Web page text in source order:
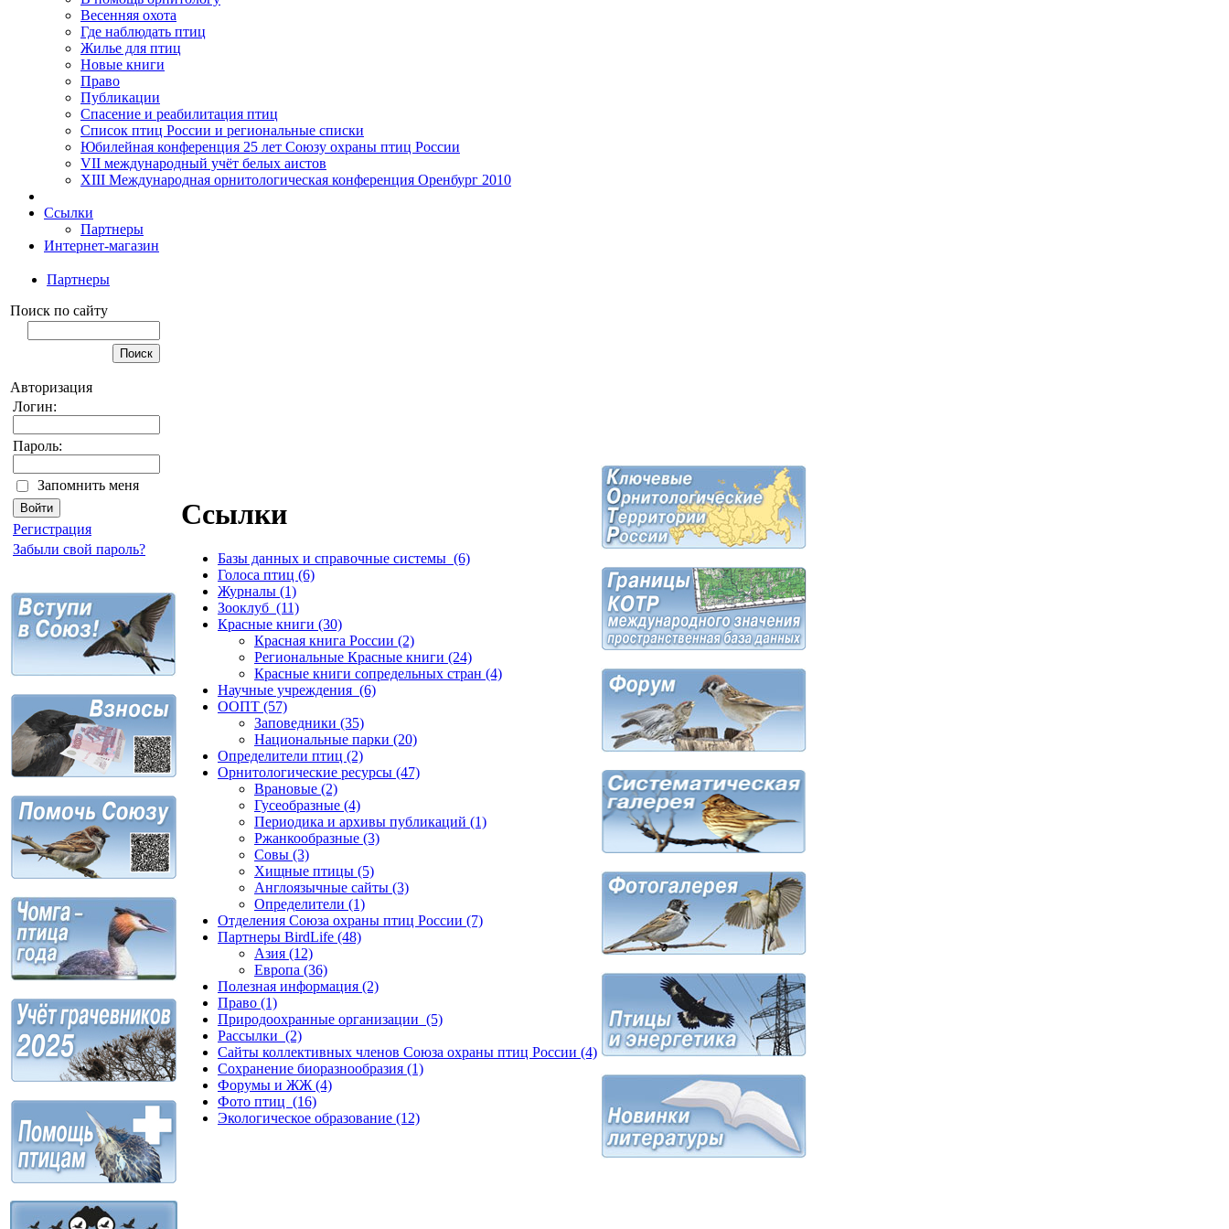
Весенняя охота
Где наблюдать птиц
Жилье для птиц
Новые книги
Право
Публикации
Спасение и реабилитация птиц
Список птиц России и региональные списки
Юбилейная конференция 25 лет Союзу охраны птиц России
VII международный учёт белых аистов
XIII Международная орнитологическая конференция Оренбург 2010
Ссылки
Партнеры
Интернет-магазин
Партнеры
Поиск по сайту
Авторизация
Логин:
Пароль:
Запомнить меня
Регистрация
Забыли свой пароль?
Ссылки
Базы данных и справочные системы (6)
Голоса птиц (6)
Журналы (1)
Зооклуб (11)
Красные книги (30)
Красная книга России (2)
Региональные Красные книги (24)
Красные книги сопредельных стран (4)
Научные учреждения (6)
ООПТ (57)
Заповедники (35)
Национальные парки (20)
Определители птиц (2)
Орнитологические ресурсы (47)
Врановые (2)
Гусеобразные (4)
Периодика и архивы публикаций (1)
Ржанкообразные (3)
Совы (3)
Хищные птицы (5)
Англоязычные сайты (3)
Определители (1)
Отделения Союза охраны птиц России (7)
Партнеры BirdLife (48)
Азия (12)
Европа (36)
Полезная информация (2)
Право (1)
Природоохранные организации (5)
Рассылки (2)
Сайты коллективных членов Союза охраны птиц России (4)
Сохранение биоразнообразия (1)
Форумы и ЖЖ (4)
Фото птиц (16)
Экологическое образование (12)